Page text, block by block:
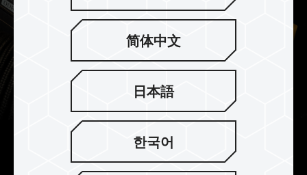
強化電源管理晶片散熱設計
简体中文
日本語
한국어